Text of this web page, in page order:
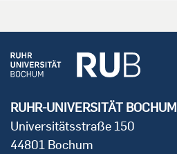
RUHR-UNIVERSITÄT BOCHUM
Universitätsstraße 150
44801 Bochum